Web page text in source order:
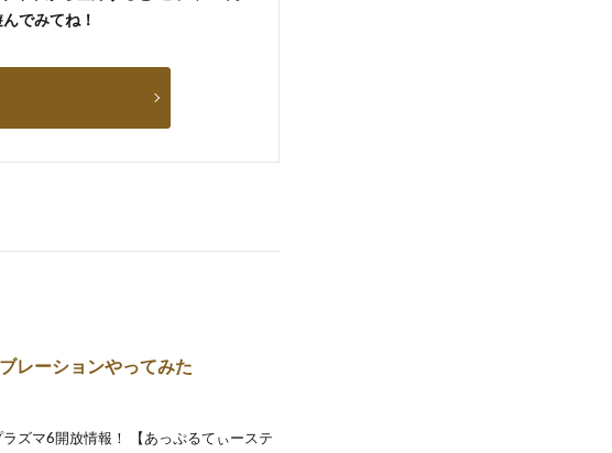
でみてね！
レーションやってみた
ズマ6開放情報！ 【あっぷるてぃーステ